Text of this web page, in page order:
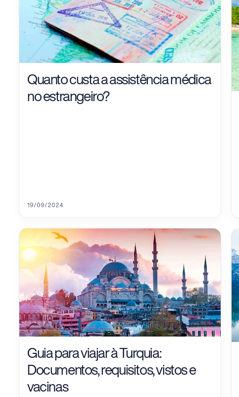
Quanto custa a assistência médica
no estrangeiro?
19/09/2024
Guia para viajar à Turquia:
Documentos, requisitos, vistos e
vacinas